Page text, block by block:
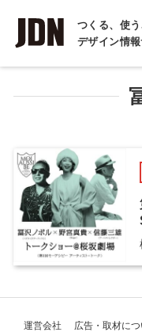
つくる、使
デザイン情報
INTERVIEW
インタビュー
COLUMN
コラム
運営会社 広告・取材につ